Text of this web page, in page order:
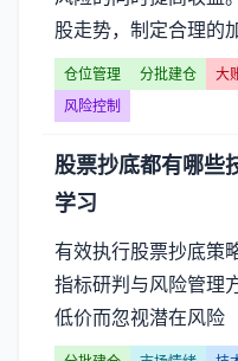
建
仓】
章
列
表
股走势，制定合理的
仓位管理 分批建仓 大
风险控制
股票抄底都有哪些
学习
有效执行股票抄底策
指标研判与风险管理
低价而忽视潜在风险